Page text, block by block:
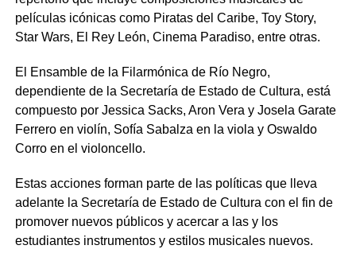
películas icónicas como Piratas del Caribe, Toy Story,
Star Wars, El Rey León, Cinema Paradiso, entre otras.
El Ensamble de la Filarmónica de Río Negro,
dependiente de la Secretaría de Estado de Cultura, está
compuesto por Jessica Sacks, Aron Vera y Josela Garate
Ferrero en violín, Sofía Sabalza en la viola y Oswaldo
Corro en el violoncello.
Estas acciones forman parte de las políticas que lleva
adelante la Secretaría de Estado de Cultura con el fin de
promover nuevos públicos y acercar a las y los
estudiantes instrumentos y estilos musicales nuevos.